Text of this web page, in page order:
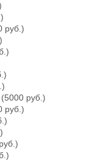
руб.)
(5000 руб.)
руб.)